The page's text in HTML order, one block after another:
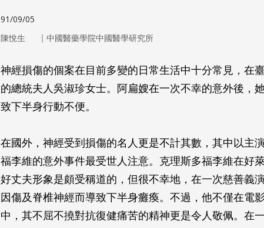
91/09/05
陳悅生 ｜ 中國醫藥學院中國醫學研究所
神經損傷的個案在目前多變的日常生活中十分常見，在
的總統夫人吳淑珍女士。阿扁嫂在一次不幸的意外後，
致下半身行動不便。
在國外，神經受到損傷的名人更是不計其數，其中以主
福李維的意外事件最受世人注意。克理斯多福李維在好
好丈夫形象是頗受稱道的，但很不幸地，在一次慈善義
因傷及脊椎神經而導致下半身癱瘓。不過，他不僅在電
中，其不屈不撓對抗復健痛苦的精神更是令人敬佩。在